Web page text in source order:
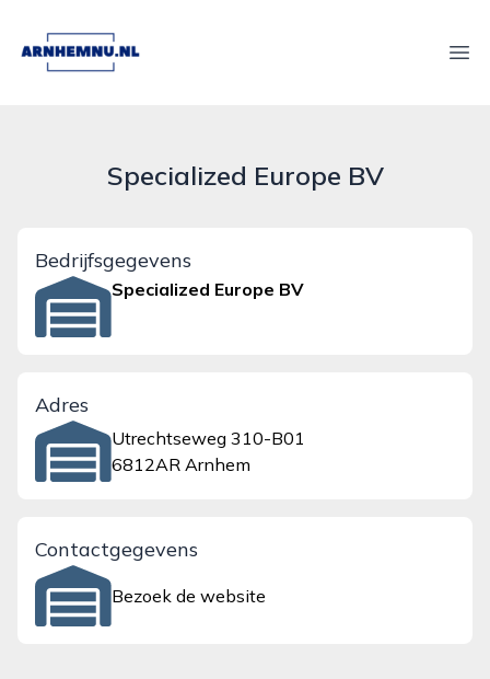
arnhemnu.nl
Specialized Europe BV
Bedrijfsgegevens
Specialized Europe BV
Adres
Utrechtseweg 310-B01
6812AR Arnhem
Contactgegevens
Bezoek de website